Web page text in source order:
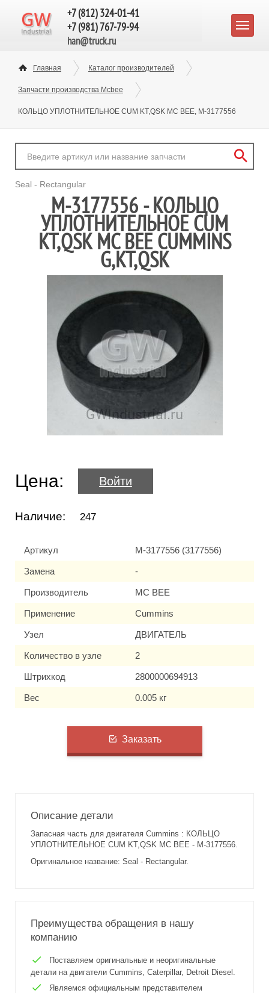
+7 (812) 324-01-41
+7 (981) 767-79-94
han@truck.ru
Главная Каталог производителей
Запчасти производства Mcbee
КОЛЬЦО УПЛОТНИТЕЛЬНОЕ CUM KT,QSK MC BEE, M-3177556
Seal - Rectangular
M-3177556 - КОЛЬЦО
УПЛОТНИТЕЛЬНОЕ CUM
KT,QSK MC BEE CUMMINS
G,KT,QSK
Цена: Войти
Наличие: 247
Артикул M-3177556 (3177556)
Замена -
Производитель MC BEE
Применение Cummins
Узел ДВИГАТЕЛЬ
Количество в узле 2
Штрихкод 2800000694913
Вес 0.005 кг
Заказать
Описание детали
Запасная часть для двигателя Cummins : КОЛЬЦО
УПЛОТНИТЕЛЬНОЕ CUM KT,QSK MC BEE - M-3177556.
Оригинальное название: Seal - Rectangular.
Преимущества обращения в нашу
компанию
Поставляем оригинальные и неоригинальные
детали на двигатели Cummins, Caterpillar, Detroit Diesel.
Являемся официальным представителем